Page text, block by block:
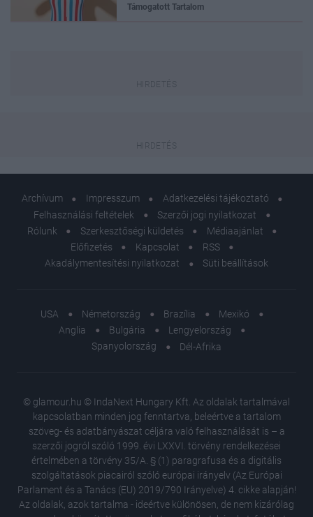
Támogatott Tartalom
Archívum Impresszum
Adatkezelési tájékoztató
Felhasználási feltételek
Szerzői jogi nyilatkozat
Rólunk
Szerkesztőségi küldetés
Médiaajánlat
Előfizetés
Kapcsolat
RSS
Akadálymentesítési nyilatkozat
Süti beállítások
USA Németország Brazília
Mexikó
Anglia
Bulgária
Lengyelország
Spanyolország
Dél-Afrika
© glamour.hu © IndaNext Hungary Kft. Az oldalak tartalmával
kapcsolatban minden jog fenntartva, beleértve a tartalom
szöveg- és adatbányászat céljára való felhasználását is – a
szerzői jogról szóló 1999. évi LXXVI. törvény rendelkezései
értelmében a törvény 35/A. § (1) paragrafusa és a digitális
szolgáltatások piacairól szóló európai irányelv (Az Európai
Parlament és a Tanács (EU) 2019/790 Irányelve) 4. cikke alapján!
Az oldalak, azok tartalma - ideértve különösen, de nem kizárólag